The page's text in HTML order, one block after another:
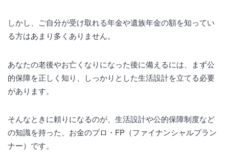
しかし、ご自分が受け取れる年金や遺族年金の額を知ってい
る方はあまり多くありません。
あなたの老後やお亡くなりになった後に備えるには、まず公
的保障を正しく知り、しっかりとした生活設計を立てる必要
があります。
そんなときに頼りになるのが、生活設計や公的保障制度など
の知識を持った、お金のプロ・FP（ファイナンシャルプラン
ナー）です。